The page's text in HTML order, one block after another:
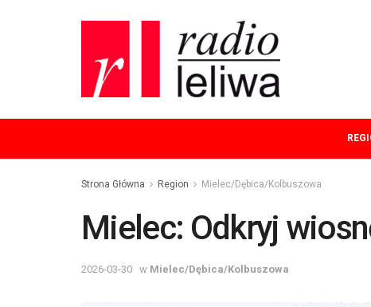
Strona Główna Region Mielec/Dębica/Kolbuszowa
Mielec: Odkryj
2026-03-30 w Mielec/Dębica/Kolbuszowa